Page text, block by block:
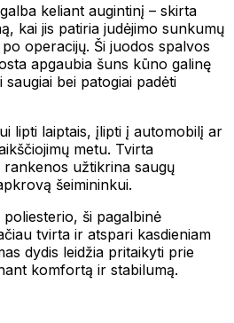
keliant augintinį – skirta
kai jis patiria judėjimo sunkumų
operacijų. Ši juodos spalvos
apgaubia šuns kūno galinę
bei patogiai padėti
lipti laiptais, įlipti į automobilį ar
metu. Tvirta
užtikrina saugų
šeimininkui.
ši pagalbinė
tvirta ir atspari kasdieniam
dydis leidžia pritaikyti prie
komfortą ir stabilumą.